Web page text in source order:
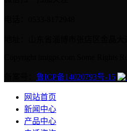
鲁ICP备14020793号-15
网站首页
新闻中心
产品中心